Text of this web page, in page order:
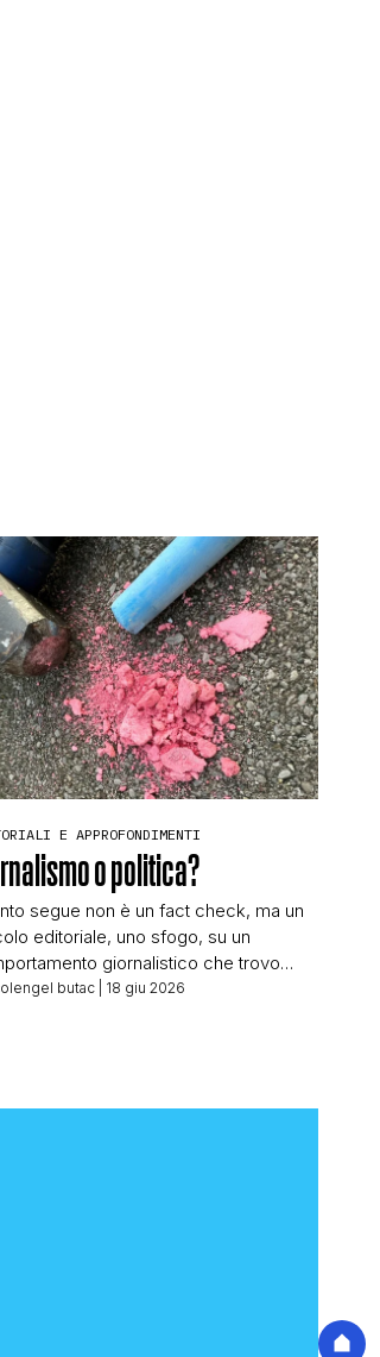
E APPROFONDIMENTI
o politica?
segue non è un fact check, ma un
editoriale, uno sfogo, su un
giornalistico che trovo
e che andrebbe sanzionato
butac | 18 giu 2026